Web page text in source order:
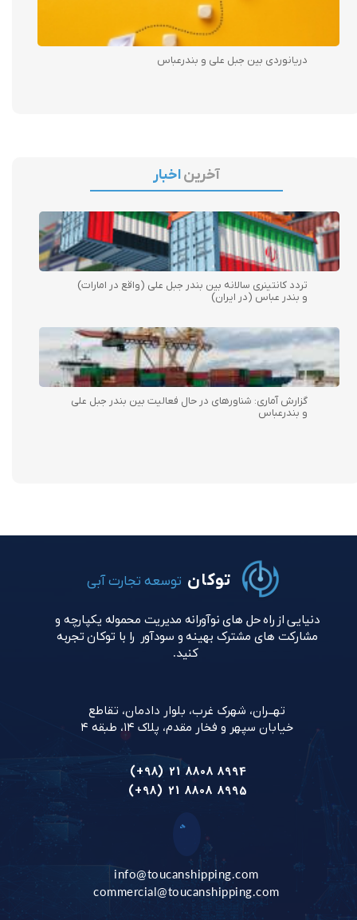
دریانوردی بین جبل علی و بندرعباس
تردد کانتینری سالانه بین بندر جبل علی (واقع در امارات)
و بندر عباس (در ایران)
گزارش آماری: شناورهای در حال فعالیت بین بندر جبل علی
و بندرعباس
آخریناخبار
توکان توسعه تجارت آبی
دنیایی از راه حل های نوآورانه مدیریت محموله یکپارچه و
مشارکت های مشترک بهینه و سودآور را با توکان تجربه
کنید.
تهــران، شهرک غرب، بلوار دادمان، تقاطع
خیابان سپهر و فخار مقدم، پلاک ۱۴، طبقه ۴
(+98) 21 8808 8994
(+98) 21 8808 8995
info@toucanshipping.com
commercial@toucanshipping.com